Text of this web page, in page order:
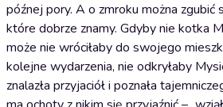
późnej pory. A o zmroku można zgubić
które dobrze znamy. Gdyby nie kotka
może nie wróciłaby do swojego
kolejne wydarzenia, nie odkryłaby
znalazła przyjaciół i poznała